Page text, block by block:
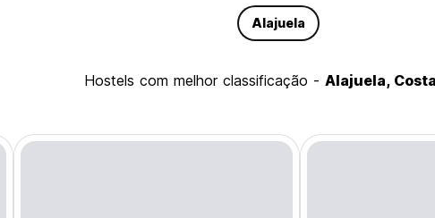
Alajuela
hostels com melhor classificação - Alajuela,